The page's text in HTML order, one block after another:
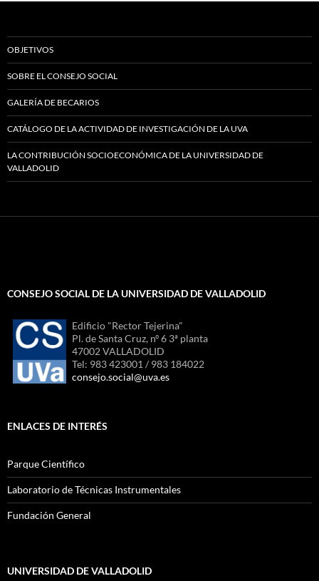
OBJETIVOS
SOBRE EL CONSEJO SOCIAL
GALERÍA DE BECARIOS
CATÁLOGO DE LA ACTIVIDAD DE INVESTIGACIÓN DE LA UVA
LA CONTRIBUCIÓN SOCIOECONÓMICA DE LA UNIVERSIDAD DE
VALLADOLID
CONSEJO SOCIAL DE LA UNIVERSIDAD DE VALLADOLID
Edificio "Rector Tejerina"
Pl. de Santa Cruz, nº 6 3ª planta
47002 VALLADOLID
Tel: 983 423001 / 983 184022
consejo.social@uva.es
ENLACES DE INTERÉS
Parque Científico
Laboratorio de Técnicas Instrumentales
Fundación General
UNIVERSIDAD DE VALLADOLID